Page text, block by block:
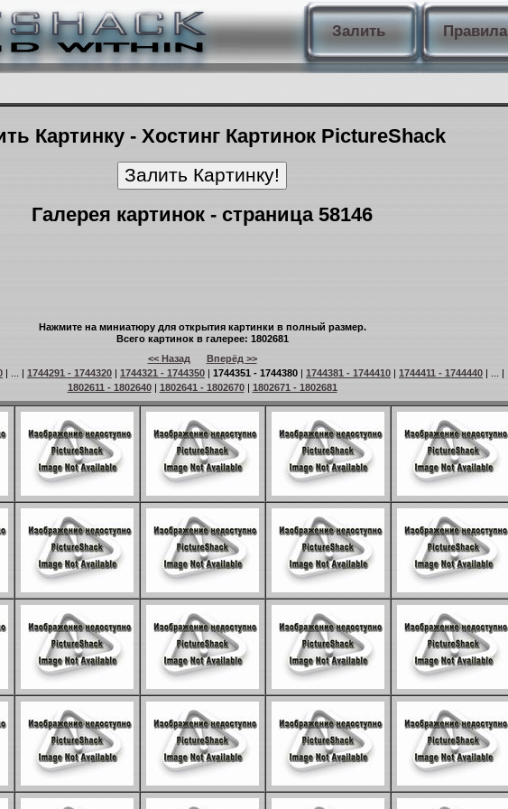
Залить Правила
Картинку - Хостинг Картинок PictureShack
Галерея картинок - страница 58146
Нажмите на миниатюру для открытия картинки в полный размер.
Всего картинок в галерее: 1802681
<< Назад
Вперёд >>
| ... | 1744291 - 1744320 | 1744321 - 1744350 | 1744351 - 1744380 | 1744381 - 1744410 | 1744411 - 1744440 | ... |
1802611 - 1802640| 1802641 - 1802670| 1802671 - 1802681